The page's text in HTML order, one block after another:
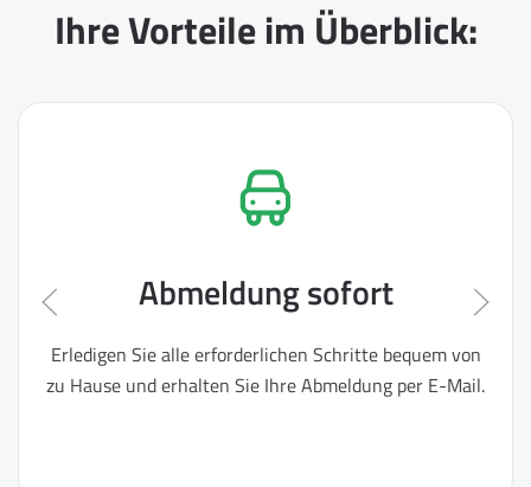
Ihre Vorteile im Überblick:
Abmeldung sofort
Erledigen Sie alle erforderlichen Schritte bequem von
zu Hause und erhalten Sie Ihre Abmeldung per E-Mail.